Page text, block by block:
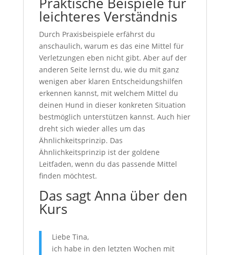
leichteres Verständnis
Durch Praxisbeispiele erfährst du
anschaulich, warum es das eine Mittel für
Verletzungen eben nicht gibt. Aber auf der
anderen Seite lernst du, wie du mit ganz
wenigen aber klaren Entscheidungshilfen
erkennen kannst, mit welchem Mittel du
deinen Hund in dieser konkreten Situation
bestmöglich unterstützen kannst. Auch hier
dreht sich wieder alles um das
Ähnlichkeitsprinzip. Das
Ähnlichkeitsprinzip ist der goldene
Leitfaden, wenn du das passende Mittel
finden möchtest.
Das sagt Anna über den
Kurs
Liebe Tina,
ich habe in den letzten Wochen mit